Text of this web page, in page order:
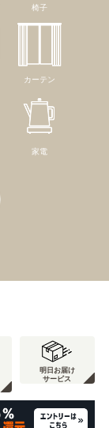
椅子
カーテン
家電
明日お届け
サービス